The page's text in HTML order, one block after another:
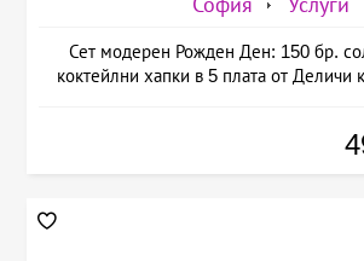
Сет модерен Рожден Ден: 150 бр.
коктейлни хапки в 5 плата от Деличи